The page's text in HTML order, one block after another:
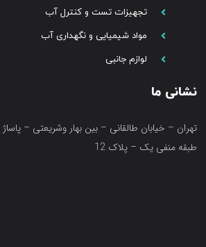
تجهیزات تست و کنترل آب
مواد شیمیایی و نگهداری آب
لوازم جانبی
نشانی ما
تهران – خیابان طالقانی – بین بهار وشریعتی –
طبقه منفی یک – پلاک 12